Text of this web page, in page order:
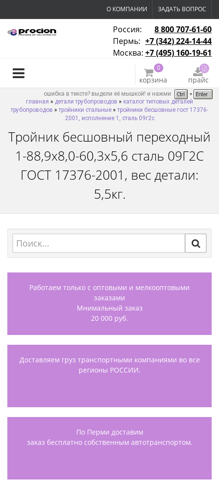
О КОМПАНИИ ЗАДАТЬ ВОПРОС
Россия:
8 800 707-61-60
Пермь: +7 (342) 224-14-44
Москва: +7 (495) 160-19-61
0
корзина прайс
ошибка в тексте? выдели её мышкой! и нажми
главная » детали трубопроводов » каталог типовых деталей
трубопроводов » тройники стальные » тройники бесшовные гост 17376-
2001, исполнение 1, сталь 09г2с
Тройник бесшовный переходный
1-88,9х8,0-60,3х5,6 сталь 09Г2С
ГОСТ 17376-2001, вес детали:
5,5кг.
Работаем только с оптовыми и мелкооптовыми
заказами
Мнимальный заказ
20 000 руб.
Доставляем груз транспортными компаниями во все
регионы РОССИИ.
По Перми доставим
заказ бесплатно собственным автотранспортом.